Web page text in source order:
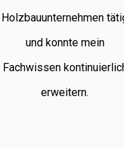
Holzbauunternehmen
und konnte mein
Fachwissen
erweitern.